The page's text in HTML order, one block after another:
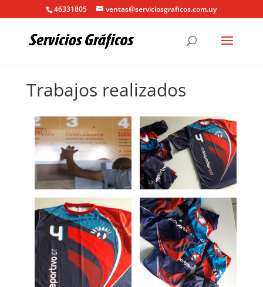
46331805 ventas@serviciosgraficos.com.uy
Trabajos realizados